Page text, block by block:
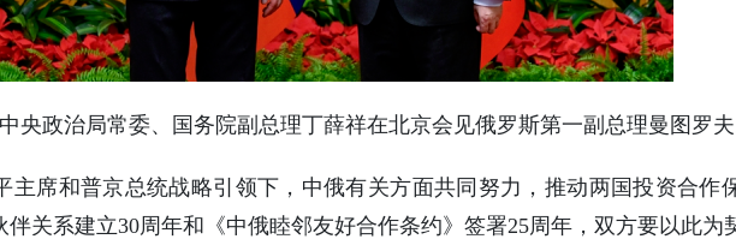
央政治局常委、国务院副总理丁薛祥在北京会见俄罗斯第一副总理曼图罗夫
主席和普京总统战略引领下，中俄有关方面共同努力，推动两国投资合作
关系建立30周年和《中俄睦邻友好合作条约》签署25周年，双方要以此为